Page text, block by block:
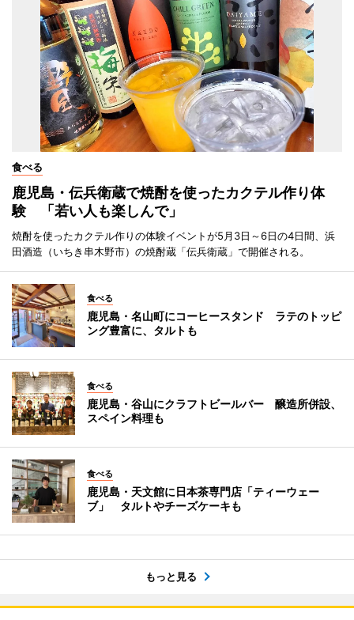
食べる
鹿児島・伝兵衛蔵で焼酎を使ったカクテル作り体
験 「若い人も楽しんで」
焼酎を使ったカクテル作りの体験イベントが5月3日～6日の4日間、浜
田酒造（いちき串木野市）の焼酎蔵「伝兵衛蔵」で開催される。
食べる
鹿児島・名山町にコーヒースタンド ラテのトッピ
ング豊富に、タルトも
食べる
鹿児島・谷山にクラフトビールバー 醸造所併設、
スペイン料理も
食べる
鹿児島・天文館に日本茶専門店「ティーウェー
ブ」 タルトやチーズケーキも
もっと見る